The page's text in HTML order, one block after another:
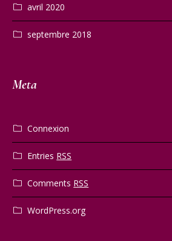
avril 2020
septembre 2018
Meta
Connexion
Entries RSS
Comments RSS
WordPress.org